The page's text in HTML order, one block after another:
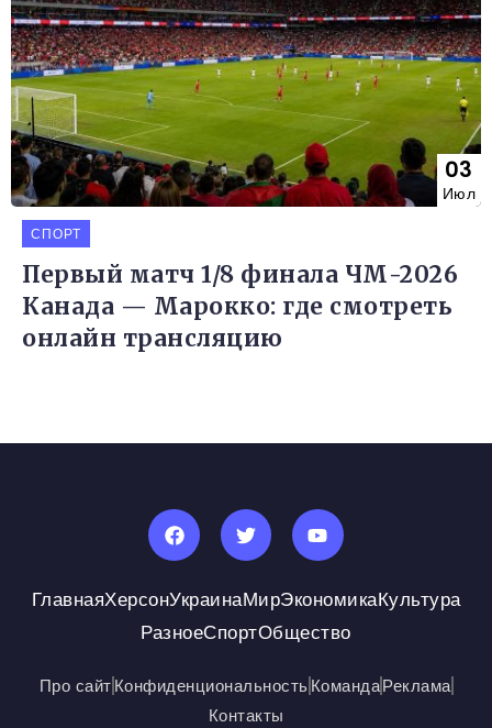
03
Июл
СПОРТ
Первый матч 1/8 финала ЧМ-2026
Канада — Марокко: где смотреть
онлайн трансляцию
ГлавнаяХерсонУкраинаМирЭкономикаКультура
РазноеСпортОбщество
Про сайтКонфиденциональностьКомандаРеклама
Контакты